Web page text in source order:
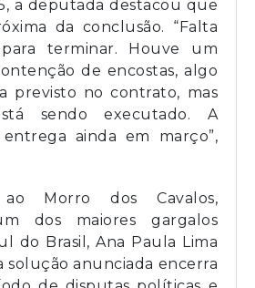
a deputada destacou que
da conclusão. “Falta
terminar. Houve um
de encostas, algo
previsto no contrato, mas
sendo executado. A
ainda em março”,
Morro dos Cavalos,
dos maiores gargalos
do Brasil, Ana Paula Lima
solução anunciada encerra